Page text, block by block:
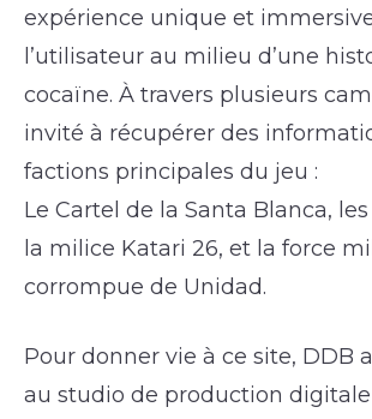
expérience unique et
l’utilisateur au milieu d’une
cocaïne. À travers plusieurs
invité à récupérer des
factions principales du jeu :
Le Cartel de la Santa Blanca,
la milice Katari 26, et la force
corrompue de Unidad.
Pour donner vie à ce site, DDB
au studio de production